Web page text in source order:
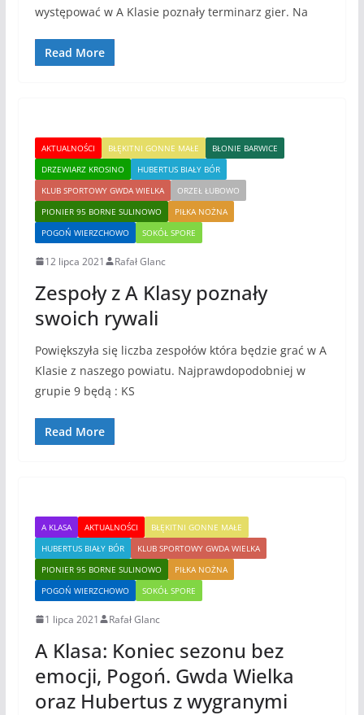
występować w A Klasie poznały terminarz gier. Na
Read More
AKTUALNOŚCI BŁĘKITNI GONNE MAŁE
BŁONIE BARWICE
DRZEWIARZ KROSINO
HUBERTUS BIAŁY BÓR
KLUB SPORTOWY GWDA WIELKA
ORZEŁ ŁUBOWO
PIONIER 95 BORNE SULINOWO
PIŁKA NOŻNA
POGOŃ WIERZCHOWO
SOKÓŁ SPORE
12 lipca 2021 Rafał Glanc
Zespoły z A Klasy poznały
swoich rywali
Powiększyła się liczba zespołów która będzie grać w A
Klasie z naszego powiatu. Najprawdopodobniej w
grupie 9 będą : KS
Read More
A KLASA AKTUALNOŚCI
BŁĘKITNI GONNE MAŁE
HUBERTUS BIAŁY BÓR
KLUB SPORTOWY GWDA WIELKA
PIONIER 95 BORNE SULINOWO
PIŁKA NOŻNA
POGOŃ WIERZCHOWO
SOKÓŁ SPORE
1 lipca 2021 Rafał Glanc
A Klasa: Koniec sezonu bez
emocji, Pogoń. Gwda Wielka
oraz Hubertus z wygranymi